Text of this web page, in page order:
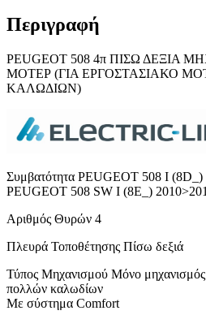
Περιγραφή
PEUGEOT 508 4π ΠΙΣΩ ΔΕΞΙΑ
ΜΟΤΕΡ (ΓΙΑ ΕΡΓΟΣΤΑΣΙΑΚΟ
ΚΑΛΩΔΙΩΝ)
Συμβατότητα PEUGEOT 508 I (8D_)
PEUGEOT 508 SW I (8E_)
Αριθμός Θυρών 4
Πλευρά Τοποθέτησης Πίσω δεξιά
Τύπος Μηχανισμού Μόνο μηχανισμός
πολλών καλωδίων
Με σύστημα Comfort